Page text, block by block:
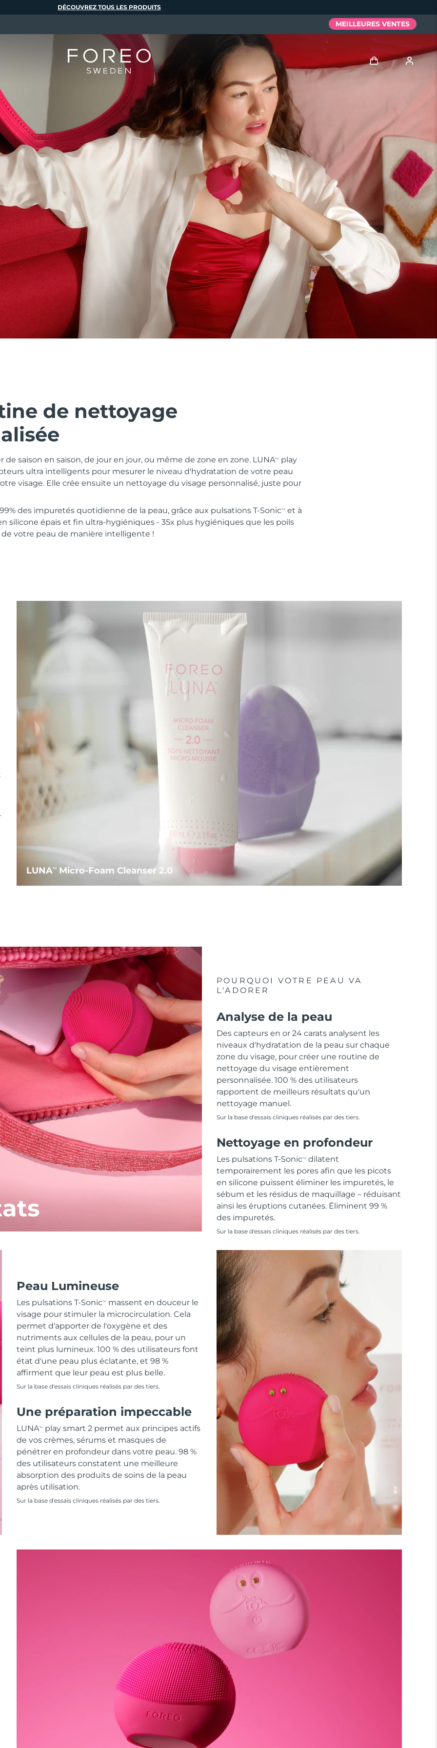
de nettoyage
de saison en saison, de jour en jour, ou même de zone en zone. LUNATM
play
ultra intelligents pour mesurer le niveau d'hydratation de votre peau
visage. Elle crée ensuite un nettoyage du visage personnalisé, juste pour
des impuretés quotidienne de la peau, grâce aux pulsations T-SonicTM
et à
silicone épais et fin ultra-hygiéniques - 35x plus hygiéniques que les poils
de votre peau de manière intelligente !
LUNATMMicro-Foam Cleanser 2.0
POURQUOI VOTRE PEAU VA
L'ADORER
Analyse de la peau
Des capteurs en or 24 carats analysent les
niveaux d'hydratation de la peau sur chaque
zone du visage, pour créer une routine de
nettoyage du visage entièrement
personnalisée. 100 % des utilisateurs
rapportent de meilleurs résultats qu'un
nettoyage manuel.
Sur la base d'essais cliniques réalisés par des tiers.
Nettoyage en profondeur
Les pulsations T-SonicTM
dilatent
temporairement les pores afin que les picots
en silicone puissent éliminer les impuretés, le
sébum et les résidus de maquillage – réduisant
ainsi les éruptions cutanées. Éliminent 99 %
des impuretés.
Sur la base d'essais cliniques réalisés par des tiers.
Peau Lumineuse
Les pulsations T-SonicTM
massent en douceur le
visage pour stimuler la microcirculation. Cela
permet d'apporter de l'oxygène et des
nutriments aux cellules de la peau, pour un
teint plus lumineux. 100 % des utilisateurs font
état d'une peau plus éclatante, et 98 %
affirment que leur peau est plus belle.
Sur la base d'essais cliniques réalisés par des tiers.
Une préparation impeccable
LUNATM
play smart 2 permet aux principes actifs
de vos crèmes, sérums et masques de
pénétrer en profondeur dans votre peau. 98 %
des utilisateurs constatent une meilleure
absorption des produits de soins de la peau
après utilisation.
Sur la base d'essais cliniques réalisés par des tiers.
DÉCOUVREZ TOUS LES PRODUITS
MEILLEURES VENTES
Profil de l'utilisateur
Mes appareils
Mes commandes
Mes adresses
Mes abonnements